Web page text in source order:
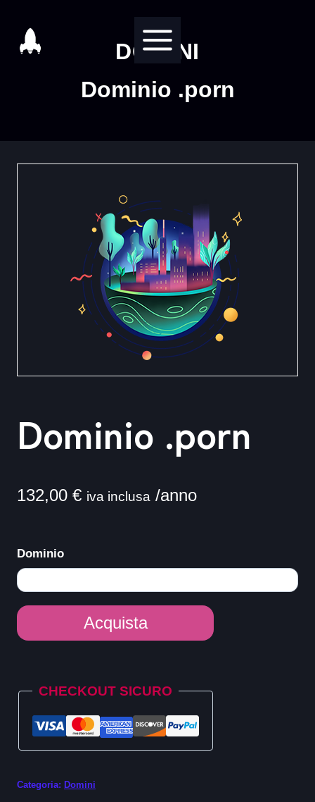
contenuto
DOMINI
Dominio .porn
Dominio .porn
132,00 € iva inclusa /anno
Dominio
Dominio
.porn
Acquista
CHECKOUT SICURO
Categoria: Domini